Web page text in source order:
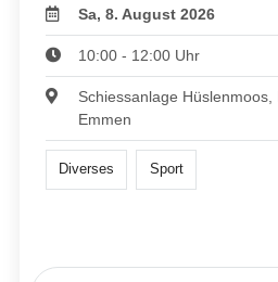
Sa, 8. August 2026
10:00 - 12:00 Uhr
Schiessanlage
Emmen
Diverses Sport